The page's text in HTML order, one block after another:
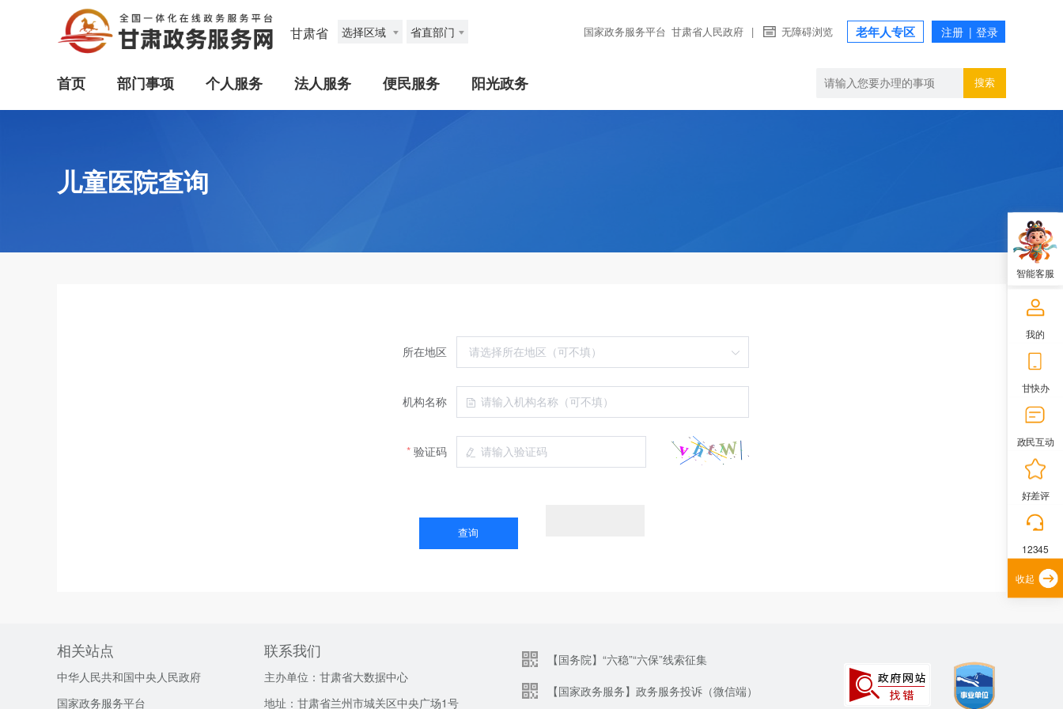
甘肃省 选择区域 省直部门 国家政务服务平台 甘肃省人民政府 | 无障碍浏览 老年人专区
首页 部门事项 个人服务 法人服务 便民服务 阳光政务 搜索
儿童医院查询
所在地区
机构名称
验证码
相关站点
中华人民共和国中央人民政府
国家政务服务平台
联系我们
主办单位：甘肃省大数据中心
地址：甘肃省兰州市城关区中央广场1号
【国务院】“六稳”“六保”线索征集
【国家政务服务】政务服务投诉（微信端）
智能客服
我的
甘快办
政民互动
好差评
12345
收起